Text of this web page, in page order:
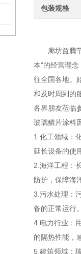
包装规格
廊坊益腾节
本"的经营理
往全国各地。
和及时周到的
各界朋友莅临
玻璃鳞片涂料
1.化工领域：
延长设备的使
2.海洋工程：
防护，保障海
3.污水处理：
备的正常运行
4.电力行业：
的隔热性能，
5.建筑领域：